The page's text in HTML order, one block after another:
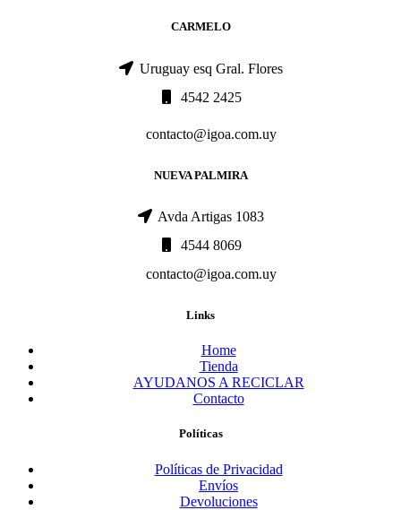
CARMELO
Uruguay esq Gral. Flores
4542 2425
contacto@igoa.com.uy
NUEVA PALMIRA
Avda Artigas 1083
4544 8069
contacto@igoa.com.uy
Links
Home
Tienda
AYUDANOS A RECICLAR
Contacto
Políticas
Políticas de Privacidad
Envíos
Devoluciones